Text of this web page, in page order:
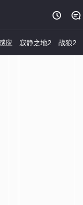
 
应 寂静之地2 战狼2